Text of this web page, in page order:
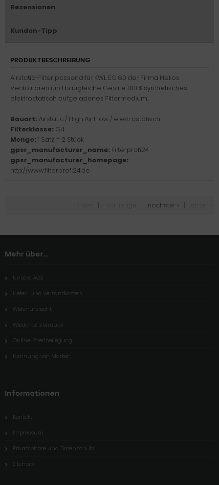
Rezensionen
Kunden-Tipp
PRODUKTBESCHREIBUNG
Airstatic-Filter passend für KWL EC 60 der Firma Helios
Ventilatoren und baugleiche Geräte. 100 % synthetisches
elektrostatisch aufgeladenes Filtermedium.
Bauart: Airstatic / High Air Flow / elektrostatisch
Filterklasse: G4
Menge: 1 Satz = 2 Stück
gpsr_manufacturer_name: Filterprofi24
gpsr_manufacturer_homepage:
http://www.filterprofi24.de
nächster »
Mehr über...
Unsere AGB
Liefer- und Versandkosten
Widerrufsrecht
Wiederrufsformular
Online-Streitbeilegung
Nennung von Marken
Informationen
Kontakt
Impressum
Privatsphäre und Datenschutz
Sitemap